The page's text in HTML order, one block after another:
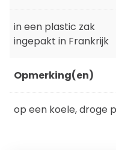
in een plastic zak
ingepakt in Frankrijk
Opmerking(en)
op een koele, droge